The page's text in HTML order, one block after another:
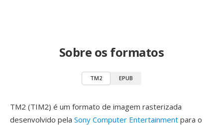
Sobre os formatos
TM2 EPUB
TM2 (TIM2) é um formato de imagem rasterizada
desenvolvido pela Sony Computer Entertainment para o